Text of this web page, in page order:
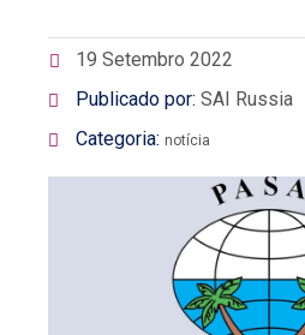
19 Setembro 2022
Publicado por: SAI Russia
Categoria: notícia